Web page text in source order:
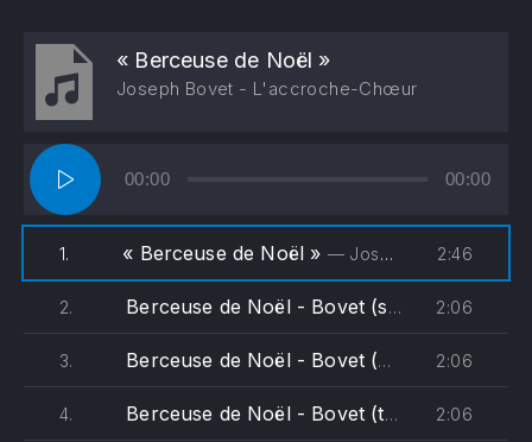
« Berceuse de Noël »
Joseph Bovet - L'accroche-Chœur
Lecteur
audio
00:00 00:00
1. « Berceuse de Noël » — Joseph Bovet - L'accroche-Chœur 2:46
2. Berceuse de Noël - Bovet (soprane) 2:06
3. Berceuse de Noël - Bovet (alto) 2:06
4. Berceuse de Noël - Bovet (ténor) 2:06